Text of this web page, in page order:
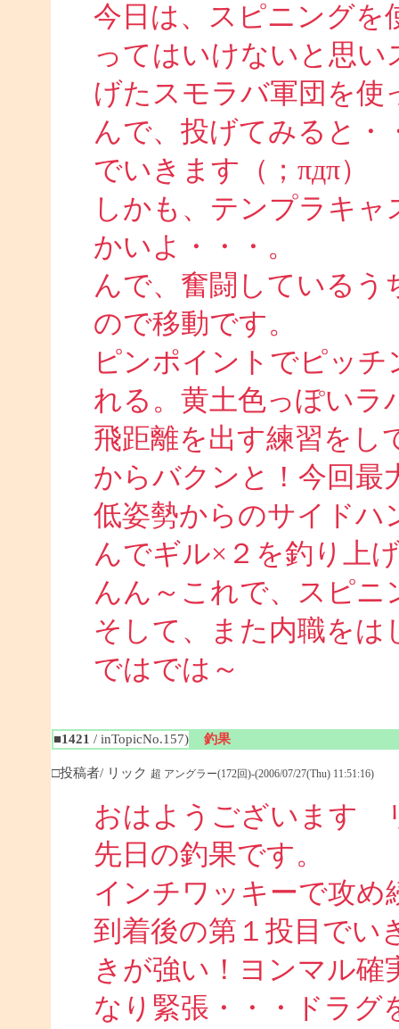
今日は、スピニングを
ってはいけないと思
げたスモラバ軍団を使
んで、投げてみると・
でいきます（；πдπ）
しかも、テンプラキ
かいよ・・・。
んで、奮闘しているう
ので移動です。
ピンポイントでピッ
れる。黄土色っぽいラ
飛距離を出す練習をし
からバクンと！今回最
低姿勢からのサイドハ
んでギル×２を釣り上
んん～これで、スピ
そして、また内職をは
ではでは～
■1421 / inTopicNo.157) 釣果
□投稿者/ リック 超 アングラー(172回)-(2006/07/27(Thu) 11:51:16)
おはようございます
先日の釣果です。
インチワッキーで攻め
到着後の第１投目でい
きが強い！ヨンマル確
なり緊張・・・ドラグ